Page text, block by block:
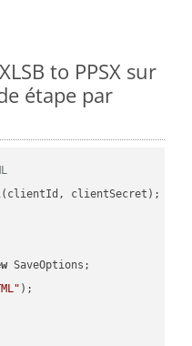
to PPSX sur
étape par
clientSecret);
SaveOptions;